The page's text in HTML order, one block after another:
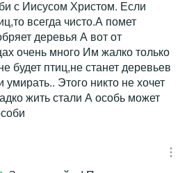
с Иисусом Христом. Если
всегда чисто.А помет
деревья А вот от
очень много Им жалко только
будет птиц,не станет деревьев
Этого никто не хочет
жить стали А особь может